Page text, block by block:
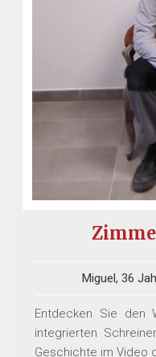
Miguel, 36
Entdecken Sie den
integrierten
Geschichte im Video